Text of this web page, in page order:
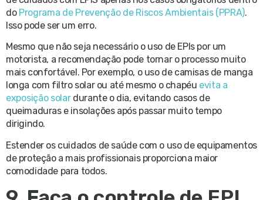
do Programa de Prevenção de Riscos Ambientais (PPRA).
Isso pode ser um erro.
Mesmo que não seja necessário o uso de EPIs por um
motorista, a recomendação pode tornar o processo muito
mais confortável. Por exemplo, o uso de camisas de manga
longa com filtro solar ou até mesmo o chapéu evita a
exposição solardurante o dia, evitando casos de
queimaduras e insolações após passar muito tempo
dirigindo.
Estender os cuidados de saúde com o uso de equipamentos
de proteção a mais profissionais proporciona maior
comodidade para todos.